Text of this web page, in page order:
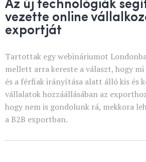
vezette online
exportját
Tartottak egy webináriumot
mellett arra kereste a választ, hogy mi
és a férfiak irányítása alatt álló kis és
vállalatok hozzáállásában az
hogy nem is gondolunk rá, mekkora
a B2B exportban.